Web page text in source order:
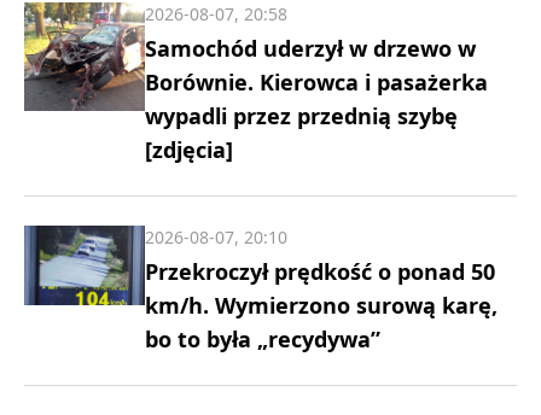
Samochód uderzył w drzewo w
Borównie. Kierowca i pasażerka
wypadli przez przednią szybę
[zdjęcia]
2026-08-07, 20:58
Przekroczył prędkość o ponad 50
km/h. Wymierzono surową karę,
bo to była „recydywa”
2026-08-07, 20:10